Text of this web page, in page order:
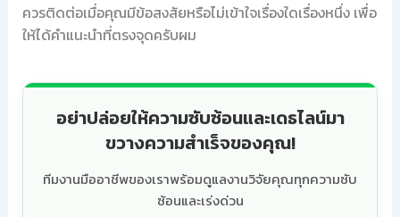
ควรติดต่อเมื่อคุณมีข้อสงสัยหรือไม่เข้าใจเรื่องใดเรื่องหนึ่ง เพื่อ
ให้ได้คำแนะนำที่ตรงจุดครับผม
อย่าปล่อยให้ความซับซ้อนและเดธไลน์มา
ขวางความสำเร็จของคุณ!
ทีมงานมืออาชีพของเราพร้อมดูแลงานวิจัยคุณทุกความซับ
ซ้อนและเร่งด่วน